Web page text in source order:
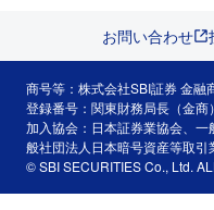
お問い合わせ
商号等：株式会社SBI証券 金融
登録番号：関東財務局長（金商
加入協会：日本証券業協会、
般社団法人日本暗号資産等取引
© SBI SECURITIES Co., Ltd.